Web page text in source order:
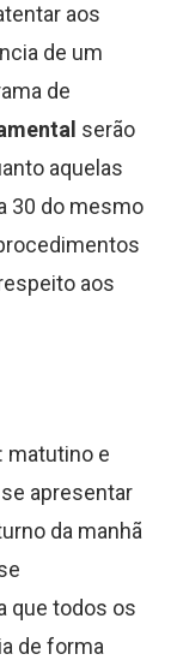
aos
de um
de
serão
aquelas
30 do mesmo
aos
matutino e
apresentar
da manhã
que todos os
de forma